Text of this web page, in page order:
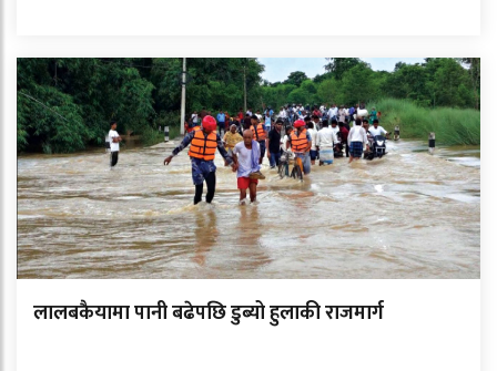
लालबकैयामा पानी बढेपछि डुब्यो हुलाकी राजमार्ग